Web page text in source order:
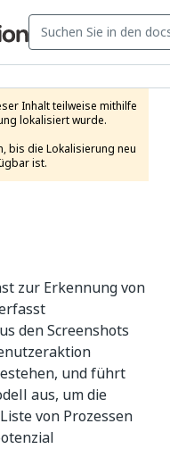
Inhalt teilweise mithilfe
lokalisiert wurde.
bis die Lokalisierung neu
ist.
zur Erkennung von
den Screenshots
und führt
aus, um die
von Prozessen